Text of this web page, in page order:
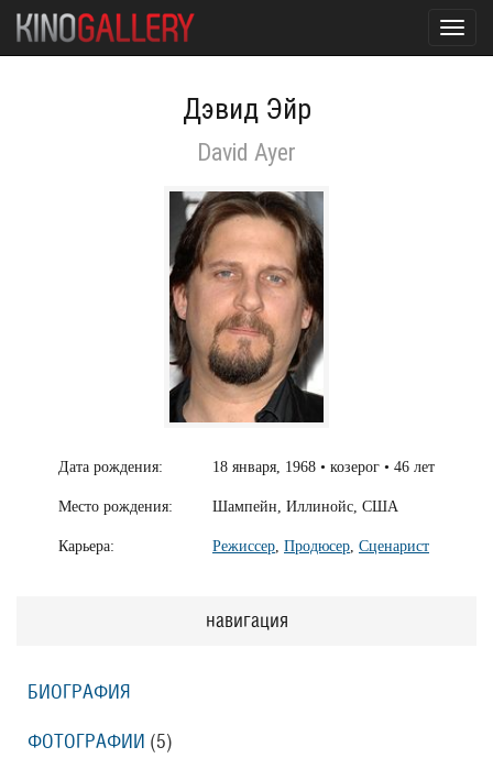
Дэвид Эйр
David Ayer
Дата рождения: 18 января, 1968 • козерог • 46 лет
Место рождения: Шампейн, Иллинойс, США
Карьера: Режиссер, Продюсер, Сценарист
навигация
БИОГРАФИЯ
ФОТОГРАФИИ (5)